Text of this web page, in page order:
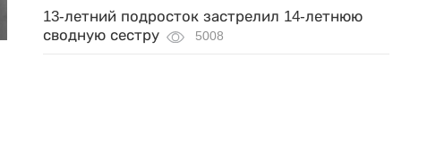
13-летний подросток застрелил 14-летнюю
сводную сестру
5008